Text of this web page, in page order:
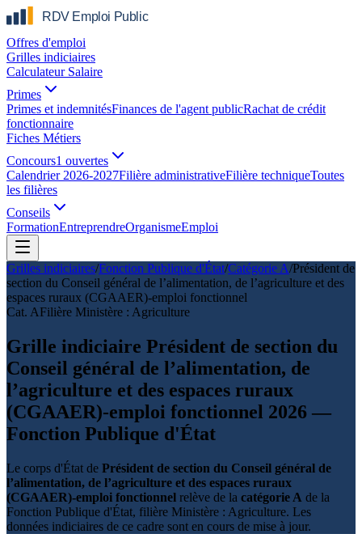
Offres d'emploi
Grilles indiciaires
Calculateur Salaire
Primes
Primes et indemnitésFinances de l'agent publicRachat de crédit
fonctionnaire
Fiches Métiers
Concours1 ouvertes
Calendrier 2026-2027Filière administrativeFilière techniqueToutes
les filières
Conseils
FormationEntreprendreOrganismeEmploi
Grilles indiciaires/Fonction Publique d'État/Catégorie A/Président de
section du Conseil général de l’alimentation, de l’agriculture et des
espaces ruraux (CGAAER)-emploi fonctionnel
Cat. AFilière Ministère : Agriculture
Grille indiciaire Président de section du
Conseil général de l’alimentation, de
l’agriculture et des espaces ruraux
(CGAAER)-emploi fonctionnel 2026 —
Fonction Publique d'État
Le corps d'État de Président de section du Conseil général de
l’alimentation, de l’agriculture et des espaces ruraux
(CGAAER)-emploi fonctionnel relève de la catégorie A de la
Fonction Publique d'État, filière Ministère : Agriculture. Les
données indiciaires de ce cadre sont en cours de mise à jour.